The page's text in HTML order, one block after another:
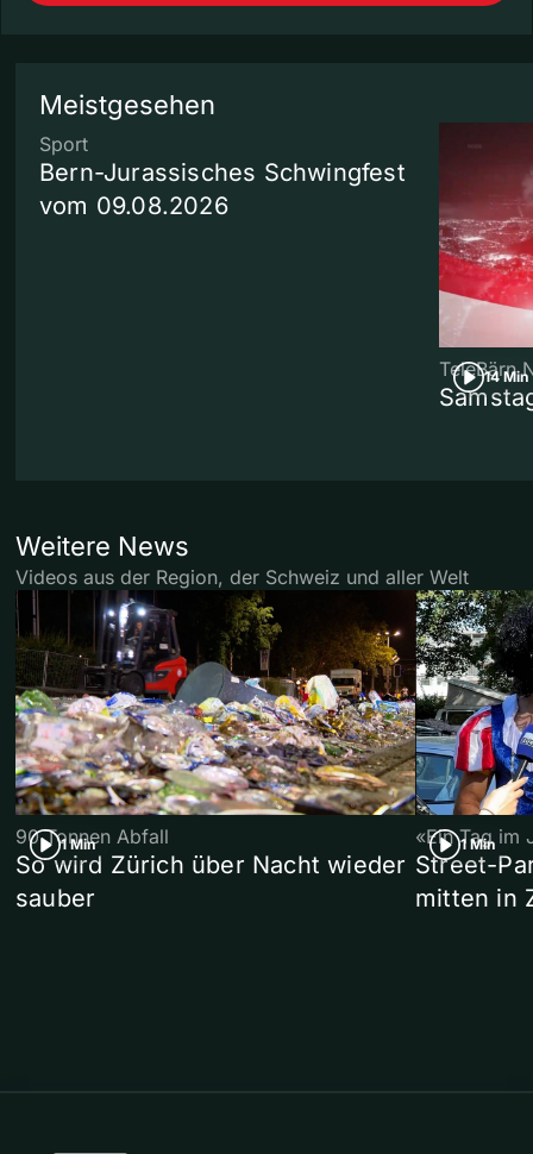
Meistgesehen
Sport
Bern-Jurassisches Schwingfest
vom 09.08.2026
14 Min
TeleBärn
Weitere News
Videos aus der Region, der Schweiz und aller Welt
1 Min
90 Tonnen Abfall
So wird Zürich über Nacht wieder
sauber
1 Min
«Ein Tag im
Street-
mitten in